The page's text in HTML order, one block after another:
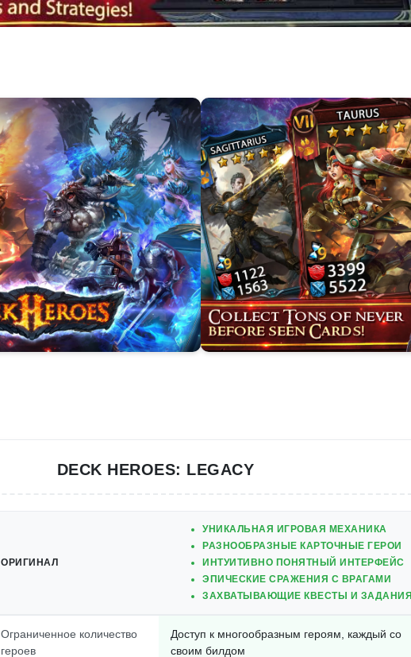
DECK HEROES: LEGACY
ОРИГИНАЛ
УНИКАЛЬНАЯ ИГРОВАЯ МЕХАНИКА
РАЗНООБРАЗНЫЕ КАРТОЧНЫЕ ГЕРОИ
ИНТУИТИВНО ПОНЯТНЫЙ ИНТЕРФЕЙС
ЭПИЧЕСКИЕ СРАЖЕНИЯ С ВРАГАМИ
ЗАХВАТЫВАЮЩИЕ КВЕСТЫ И ЗАДАНИЯ
Ограниченное количество
героев
Доступ к многообразным героям, каждый со
своим билдом